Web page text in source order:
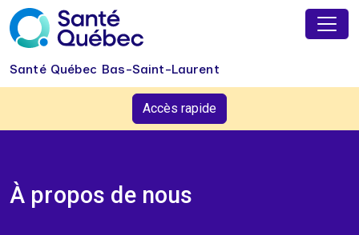
Aller au contenu principal
Santé Québec Bas-Saint-Laurent
Accès rapide
À propos de nous